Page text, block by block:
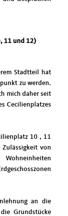
11 und 12)
Stadtteil hat
zu werden.
mich daher seit
Cecilienplatzes
10 , 11
Zulässigkeit von
an die
Grundstücke